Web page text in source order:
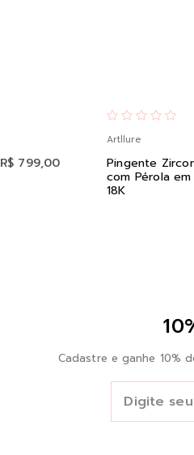
R$ 799,00
Artllure
Pingente
com Pérola
18K
Cadastre e ganhe 10%